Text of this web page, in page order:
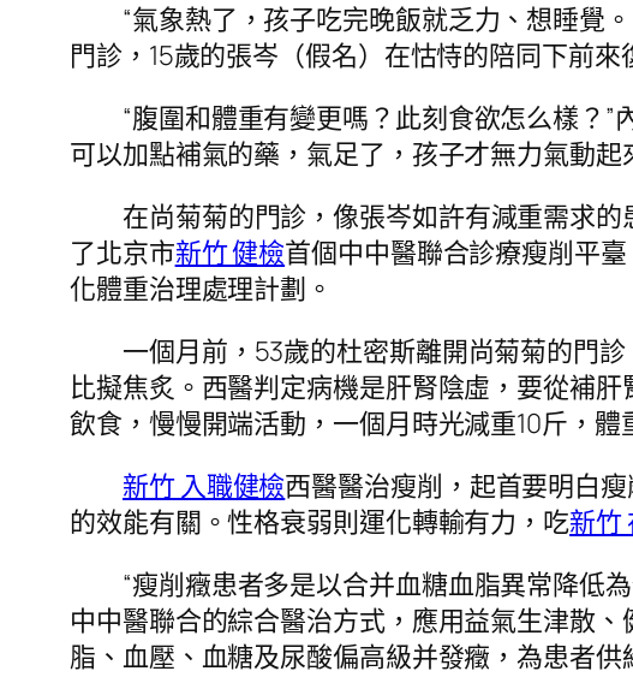
“氣象熱了，孩子吃完晚飯就乏力、想睡覺
門診，15歲的張岑（假名）在怙恃的陪同下前
“腹圍和體重有變更嗎？此刻食欲怎么樣？
可以加點補氣的藥，氣足了，孩子才無力氣動
在尚菊菊的門診，像張岑如許有減重需求
了北京市新竹 健檢首個中中醫聯合診療瘦削平
化體重治理處理計劃。
一個月前，53歲的杜密斯離開尚菊菊的門診
比擬焦炙。西醫判定病機是肝腎陰虛，要從補
飲食，慢慢開端活動，一個月時光減重10斤，體
新竹 入職健檢西醫醫治瘦削，起首要明白
的效能有關。性格衰弱則運化轉輸有力，吃新竹
“瘦削癥患者多是以合并血糖血脂異常降低
中中醫聯合的綜合醫治方式，應用益氣生津散
脂、血壓、血糖及尿酸偏高級并發癥，為患者供